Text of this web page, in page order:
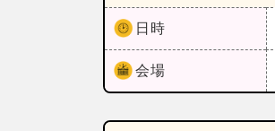
日時
会場